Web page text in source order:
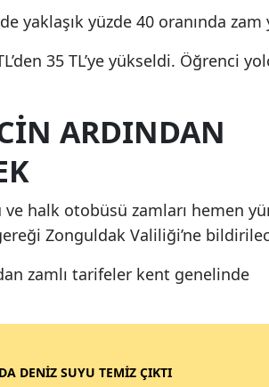
yaklaşık yüzde 40 oranında zam
35 TL’ye yükseldi. Öğrenci
ARDINDAN
halk otobüsü zamları hemen
Zonguldak Valiliği’ne
zamlı tarifeler kent genelinde
DENİZ SUYU TEMİZ ÇIKTI